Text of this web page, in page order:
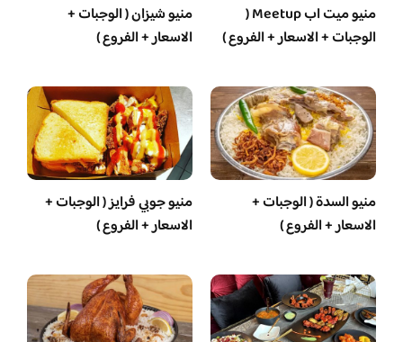
منيو ميت اب Meetup (
الوجبات + الاسعار + الفروع )
منيو شيزان ( الوجبات +
الاسعار + الفروع )
منيو السدة ( الوجبات +
الاسعار + الفروع )
منيو جوبي فرايز ( الوجبات +
الاسعار + الفروع )